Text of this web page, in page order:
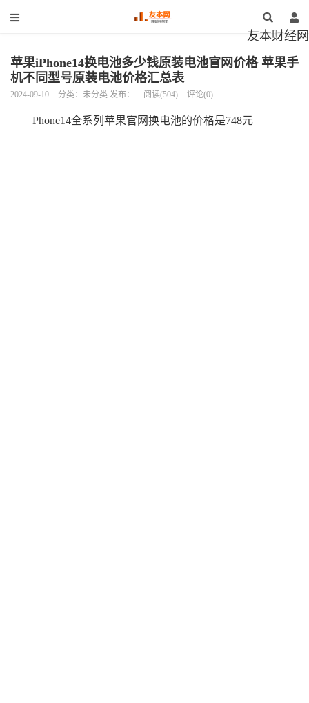
友本财经网
苹果iPhone14换电池多少钱原装电池官网价格 苹果手
机不同型号原装电池价格汇总表
2024-09-10 分类：未分类 发布： 阅读(504) 评论(0)
Phone14全系列苹果官网换电池的价格是748元